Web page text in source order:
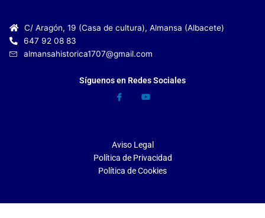
C/ Aragón, 19 (Casa de cultura), Almansa (Albacete)
647 92 08 83
almansahistorica1707@gmail.com
Síguenos en Redes Sociales
Aviso Legal
Política de Privacidad
Política de Cookies